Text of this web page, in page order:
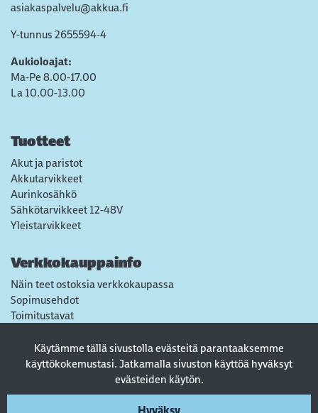
Käytämme tällä sivustolla evästeitä parantaaksemme
käyttökokemustasi. Jatkamalla sivuston käyttöä hyväksyt
evästeiden käytön.
asiakaspalvelu@akkua.fi
Y-tunnus 2655594-4
Aukioloajat:
Ma-Pe 8.00-17.00
La 10.00-13.00
Tuotteet
Akut ja paristot
Akkutarvikkeet
Aurinkosähkö
Sähkötarvikkeet 12-48V
Yleistarvikkeet
Verkkokauppainfo
Näin teet ostoksia verkkokaupassa
Sopimusehdot
Toimitustavat
Tietosuojaseloste
Usein kysytyt kysymykset